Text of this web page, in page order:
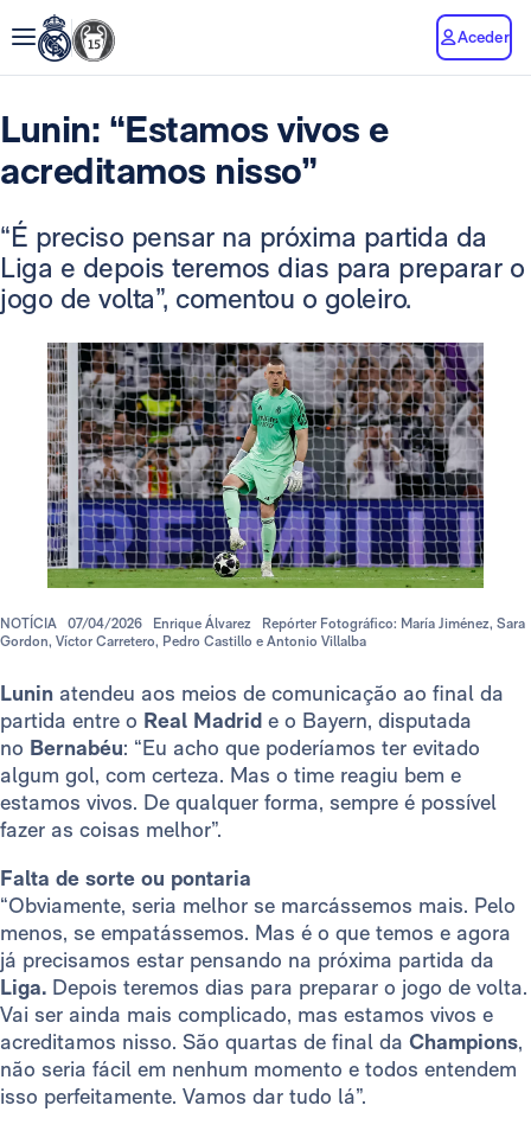
Aceder
Lunin: “Estamos vivos e
acreditamos nisso”
“É preciso pensar na próxima partida da
Liga e depois teremos dias para preparar o
jogo de volta”, comentou o goleiro.
NOTÍCIA 07/04/2026 Enrique Álvarez
Repórter Fotográfico: María Jiménez, Sara
Gordon, Víctor Carretero, Pedro Castillo e Antonio Villalba
Lunin atendeu aos meios de comunicação ao final da
partida entre o Real Madrid e o Bayern, disputada
no Bernabéu: “Eu acho que poderíamos ter evitado
algum gol, com certeza. Mas o time reagiu bem e
estamos vivos. De qualquer forma, sempre é possível
fazer as coisas melhor”.
Falta de sorte ou pontaria
“Obviamente, seria melhor se marcássemos mais. Pelo
menos, se empatássemos. Mas é o que temos e agora
já precisamos estar pensando na próxima partida da
Liga. Depois teremos dias para preparar o jogo de volta.
Vai ser ainda mais complicado, mas estamos vivos e
acreditamos nisso. São quartas de final da Champions,
não seria fácil em nenhum momento e todos entendem
isso perfeitamente. Vamos dar tudo lá”.